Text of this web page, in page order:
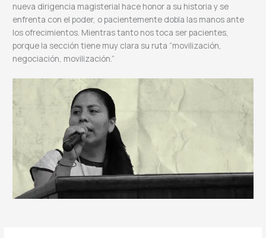
nueva dirigencia magisterial hace honor a su historia y se
enfrenta con el poder, o pacientemente dobla las manos ante
los ofrecimientos. Mientras tanto nos toca ser pacientes,
porque la sección tiene muy clara su ruta “movilización,
negociación, movilización.”